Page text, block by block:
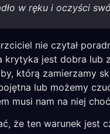
w ręku i oczyści
nie czytał
krytyka jest dobra lub
którą zamierzamy
lub możemy
musi nam na niej
że ten warunek jest